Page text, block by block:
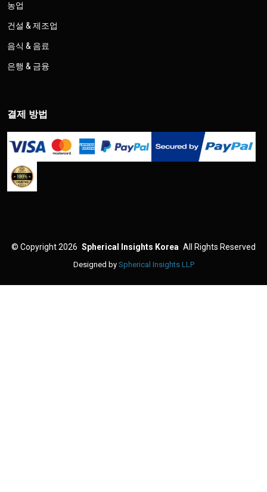
농업
건설 & 제조업
음식 & 음료
은행 & 금융
결제 방법
© Copyright 2026 Spherical Insights Korea All Rights Reserved
Designed by Spherical Insights LLP